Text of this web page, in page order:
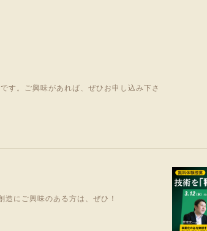
す。ご興味があれば、ぜひお申し込み下さ
にご興味のある方は、ぜひ！